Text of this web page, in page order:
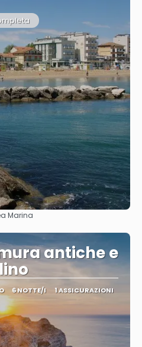
Marina
antiche e
6 NOTTE/I 1 ASSICURAZIONI